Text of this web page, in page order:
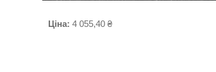
Ціна: 4 055,40 ₴